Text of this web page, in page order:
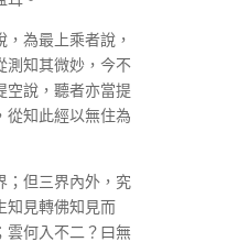
為最上乘者說，
測知其微妙，今不
空說，聽者亦當提
從知此經以無住為
；但三界內外，究
知見轉佛知見而
雲何入不二？曰無